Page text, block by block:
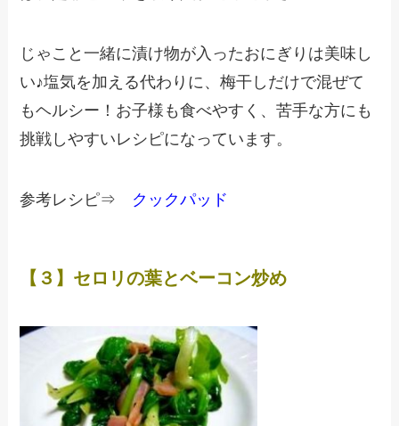
じゃこと一緒に漬け物が入ったおにぎりは美味し
い♪塩気を加える代わりに、梅干しだけで混ぜて
もヘルシー！お子様も食べやすく、苦手な方にも
挑戦しやすいレシピになっています。
参考レシピ⇒ クックパッド
【３】セロリの葉とベーコン炒め